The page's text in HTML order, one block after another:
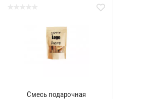
Смесь подарочная